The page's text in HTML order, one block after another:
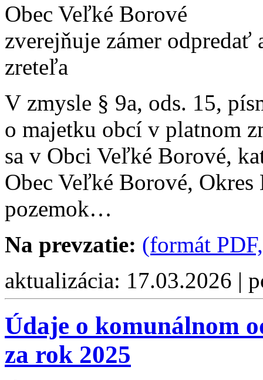
Obec Veľké Borové
zverejňuje zámer
zreteľa
V zmysle § 9a, ods. 15,
o majetku obcí v platnom
sa v Obci Veľké Borové,
Obec Veľké Borové,
pozemok…
Na prevzatie: (formát
aktualizácia: 17.03.2026 |
Údaje o komunálnom
za rok 2025